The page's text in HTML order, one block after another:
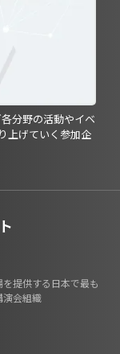
分野の活動やイベ
上げていく参加企
提供する日本で最も
演会組織